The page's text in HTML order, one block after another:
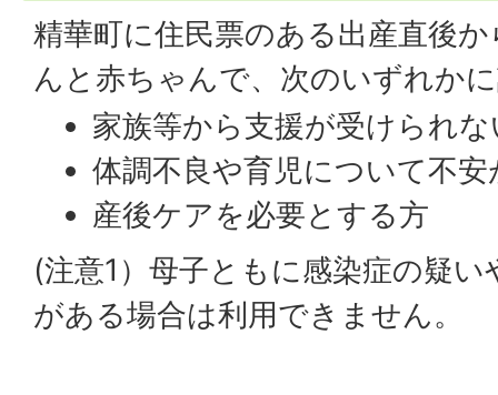
精華町に住民票のある出産直後
んと赤ちゃんで、次のいずれか
家族等から支援が受けられな
体調不良や育児について不
産後ケアを必要とする方
(注意1）母子ともに感染症の疑
がある場合は利用できません。